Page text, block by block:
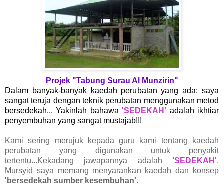
Projek "Tabung Surau Al Munzirin"
Dalam banyak-banyak kaedah perubatan yang ada; saya
sangat teruja dengan teknik perubatan menggunakan metod
bersedekah... Yakinlah bahawa'SEDEKAH' adalah ikhtiar
penyembuhan yang sangat mustajab!!!
Kami sering merujuk kepada guru kami tentang kaedah
perubatan yang digunakan untuk penyakit
tertentu...Kekadang jawapannya adalah 'SEDEKAH'.
Mursyid saya memang menyarankan kaedah dan konsep
'bersedekah sumber kesembuhan'.